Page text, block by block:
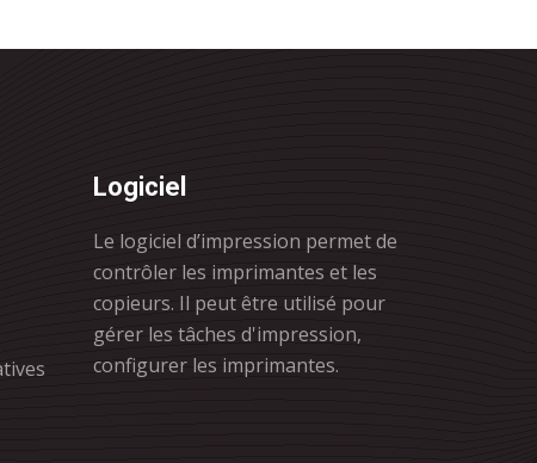
Logiciel
Le logiciel d’impression permet de
contrôler les imprimantes et les
copieurs. Il peut être utilisé pour
gérer les tâches d'impression,
configurer les imprimantes.